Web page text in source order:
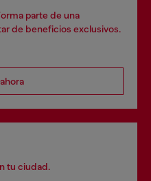
parte de una
de beneficios exclusivos.
tu ciudad.